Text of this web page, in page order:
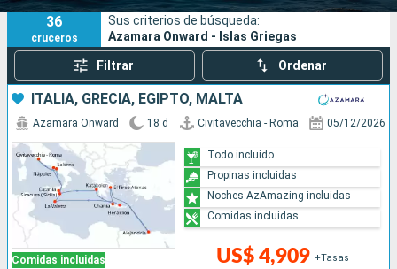
Buscar
36
cruceros
Sus criterios de búsqueda:
Azamara Onward - Islas Griegas
Filtrar Ordenar
ITALIA, GRECIA, EGIPTO, MALTA
Comidas incluidas
Azamara Onward 18 d Civitavecchia - Roma 05/12/2026
US$ 4,909 +Tasas
Todo incluido
Propinas incluidas
Noches AzAmazing incluidas
Comidas incluidas